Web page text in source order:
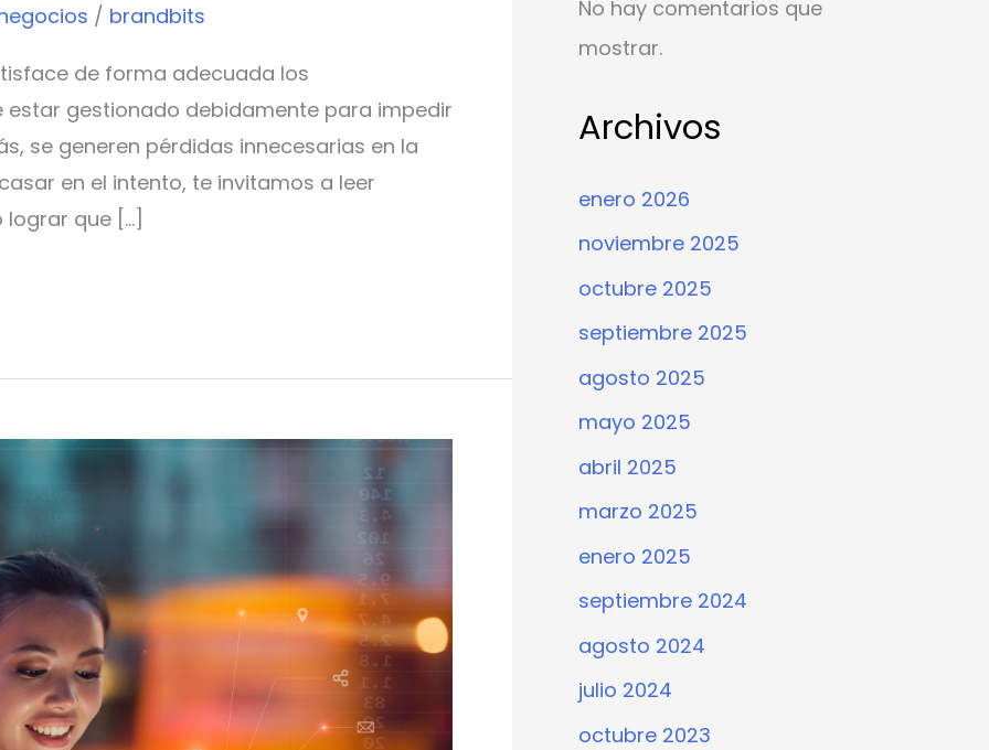
/ brandbits
de forma adecuada los
estar gestionado debidamente para impedir
se generen pérdidas innecesarias en la
en el intento, te invitamos a leer
que […]
No hay comentarios que
mostrar.
Archivos
enero 2026
noviembre 2025
octubre 2025
septiembre 2025
agosto 2025
mayo 2025
abril 2025
marzo 2025
enero 2025
septiembre 2024
agosto 2024
julio 2024
octubre 2023